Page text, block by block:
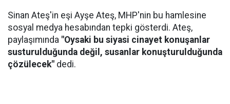
Sinan Ateş'in eşi Ayşe Ateş, MHP'nin bu hamlesine
sosyal medya hesabından tepki gösterdi. Ateş,
paylaşımında "Oysaki bu siyasi cinayet konuşanlar
susturulduğunda değil, susanlar konuşturulduğunda
çözülecek" dedi.